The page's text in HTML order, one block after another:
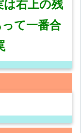
は右上の残
て一番合